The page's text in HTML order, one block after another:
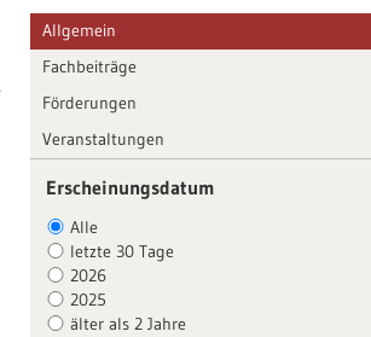
Allgemein
Fachbeiträge
Förderungen
Veranstaltungen
Erscheinungsdatum
Alle
letzte 30 Tage
2026
2025
älter als 2 Jahre